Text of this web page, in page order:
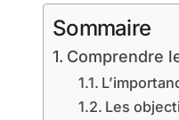
Sommaire
Comprendre
Les